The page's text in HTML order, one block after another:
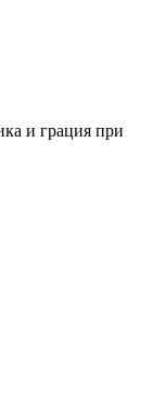
и грация при